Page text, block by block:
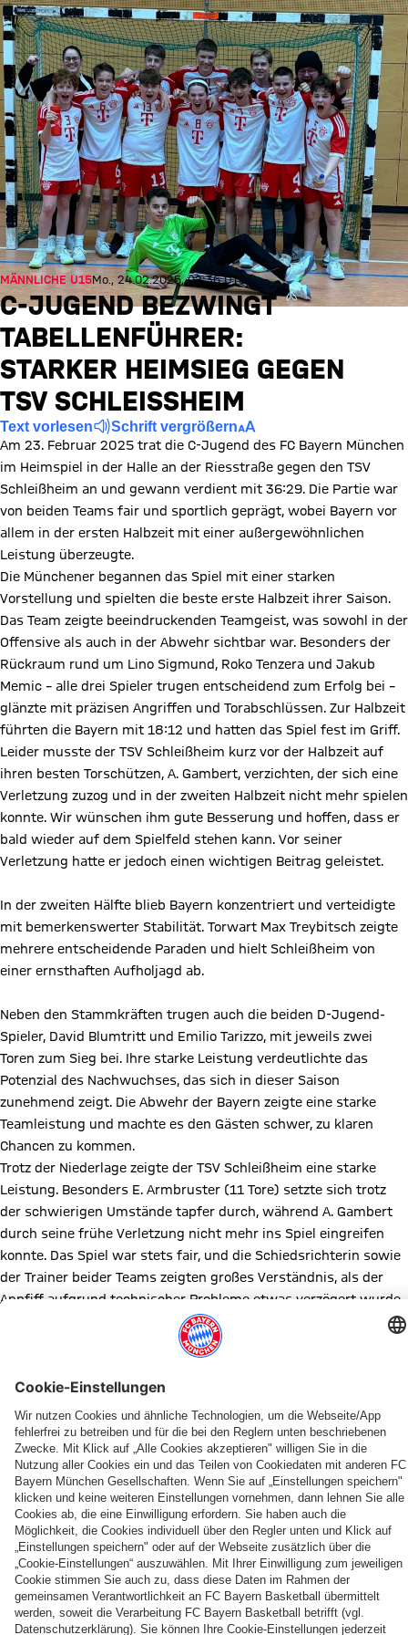
MÄNNLICHE U15Mo., 24.02.2025, 02:36 UTC
C-JUGEND BEZWINGT
TABELLENFÜHRER:
STARKER HEIMSIEG GEGEN
TSV SCHLEISSHEIM
Text vorlesen Schrift vergrößern
Am 23. Februar 2025 trat die C-Jugend des FC Bayern München
im Heimspiel in der Halle an der Riesstraße gegen den TSV
Schleißheim an und gewann verdient mit 36:29. Die Partie war
von beiden Teams fair und sportlich geprägt, wobei Bayern vor
allem in der ersten Halbzeit mit einer außergewöhnlichen
Leistung überzeugte.
Die Münchener begannen das Spiel mit einer starken
Vorstellung und spielten die beste erste Halbzeit ihrer Saison.
Das Team zeigte beeindruckenden Teamgeist, was sowohl in der
Offensive als auch in der Abwehr sichtbar war. Besonders der
Rückraum rund um Lino Sigmund, Roko Tenzera und Jakub
Memic – alle drei Spieler trugen entscheidend zum Erfolg bei –
glänzte mit präzisen Angriffen und Torabschlüssen. Zur Halbzeit
führten die Bayern mit 18:12 und hatten das Spiel fest im Griff.
Leider musste der TSV Schleißheim kurz vor der Halbzeit auf
ihren besten Torschützen, A. Gambert, verzichten, der sich eine
Verletzung zuzog und in der zweiten Halbzeit nicht mehr spielen
konnte. Wir wünschen ihm gute Besserung und hoffen, dass er
bald wieder auf dem Spielfeld stehen kann. Vor seiner
Verletzung hatte er jedoch einen wichtigen Beitrag geleistet.
In der zweiten Hälfte blieb Bayern konzentriert und verteidigte
mit bemerkenswerter Stabilität. Torwart Max Treybitsch zeigte
mehrere entscheidende Paraden und hielt Schleißheim von
einer ernsthaften Aufholjagd ab.
Neben den Stammkräften trugen auch die beiden D-Jugend-
Spieler, David Blumtritt und Emilio Tarizzo, mit jeweils zwei
Toren zum Sieg bei. Ihre starke Leistung verdeutlichte das
Potenzial des Nachwuchses, das sich in dieser Saison
zunehmend zeigt. Die Abwehr der Bayern zeigte eine starke
Teamleistung und machte es den Gästen schwer, zu klaren
Chancen zu kommen.
Trotz der Niederlage zeigte der TSV Schleißheim eine starke
Leistung. Besonders E. Armbruster (11 Tore) setzte sich trotz
der schwierigen Umstände tapfer durch, während A. Gambert
durch seine frühe Verletzung nicht mehr ins Spiel eingreifen
konnte. Das Spiel war stets fair, und die Schiedsrichterin sowie
der Trainer beider Teams zeigten großes Verständnis, als der
Anpfiff aufgrund technischer Probleme etwas verzögert wurde.
Am Ende war der Sieg für Bayern verdient, und die Mannschaft
konnte sich über eine starke Teamleistung und die besten 30
eine großartige Atmosphäre, und wir freuen uns, den TSV
Schleißheim, der sich stets fair verhielt, in der Zukunft wieder in
unserer Halle begrüßen zu dürfen.
Diesen Artikel teilen
WEITERE NEWS
HERREN 2PARTILLEPARTILLEPARTILLEPARTILLEPARTILLEPARTILLEPARTILLE